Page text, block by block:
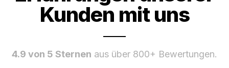
Kunden mit uns
4.9 von 5 Sternen aus über 800+ Bewertungen.